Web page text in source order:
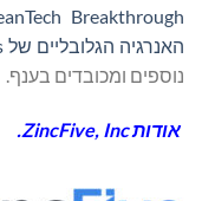
Breakthrough
האנרגיה הגלובליים של S&P Platts
נוספים ומכובדים בענף.
אודותZincFive, Inc
.